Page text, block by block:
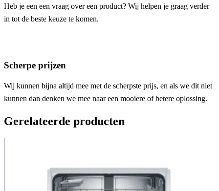
Heb je een een vraag over een product? Wij helpen je graag verder
in tot de beste keuze te komen.
Scherpe prijzen
Wij kunnen bijna altijd mee met de scherpste prijs, en als we dit niet
kunnen dan denken we mee naar een mooiere of betere oplossing.
Gerelateerde producten